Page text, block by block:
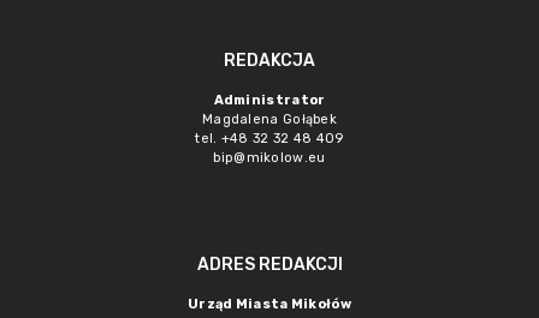
REDAKCJA
Administrator
Magdalena Gołąbek
tel. +48 32 32 48 409
bip@mikolow.eu
ADRES REDAKCJI
Urząd Miasta Mikołów